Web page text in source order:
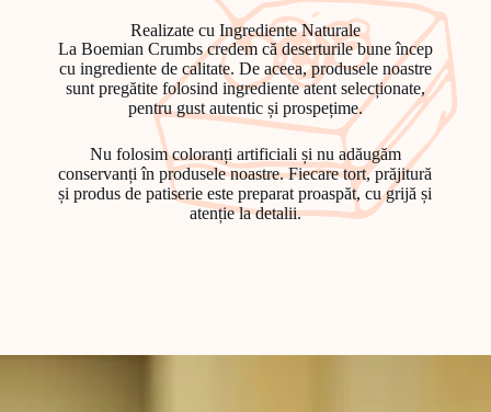
Realizate cu Ingrediente Naturale
La Boemian Crumbscredem că deserturile bune încep
cu ingrediente de calitate. De aceea, produsele noastre
sunt pregătite folosind ingrediente atent selecționate,
pentru gust autentic și prospețime.
Nu folosim coloranți artificiali și nu adăugăm
conservanți în produsele noastre. Fiecare tort, prăjitură
și produs de patiserie este preparat proaspăt, cu grijă și
atenție la detalii.